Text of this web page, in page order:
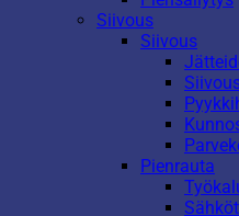
Siivous
Siivous
Pienrauta